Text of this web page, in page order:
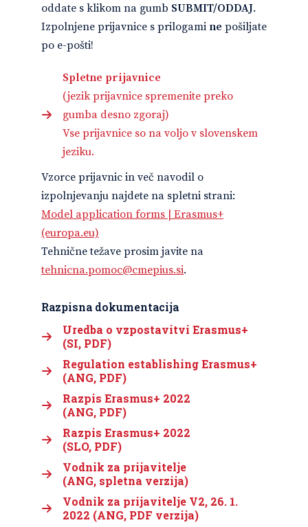
oddate s klikom na gumb SUBMIT/ODDAJ.
Izpolnjene prijavnice s prilogami ne pošiljate
po e-pošti!
Spletne prijavnice
(jezik prijavnice spremenite preko
gumba desno zgoraj)
Vse prijavnice so na voljo v slovenskem
jeziku.
Vzorce prijavnic in več navodil o
izpolnjevanju najdete na spletni strani:
Model application forms | Erasmus+
(europa.eu)
Tehnične težave prosim javite na
tehnicna.pomoc@cmepius.si.
Razpisna dokumentacija
Uredba o vzpostavitvi Erasmus+
(SI, PDF)
Regulation establishing Erasmus+
(ANG, PDF)
Razpis Erasmus+ 2022
(ANG, PDF)
Razpis Erasmus+ 2022
(SLO, PDF)
Vodnik za prijavitelje
(ANG, spletna verzija)
Vodnik za prijavitelje V2, 26. 1.
2022 (ANG, PDF verzija)